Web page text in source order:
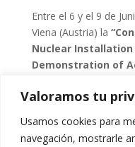
Valoramos tu
Usamos cookies para
navegación, mostrarle
Entre el 6 y el 9 de
Viena (Austria) la
Nuclear
Demonstration of
La Conferencia está
Internacional de la
interesados, pueden